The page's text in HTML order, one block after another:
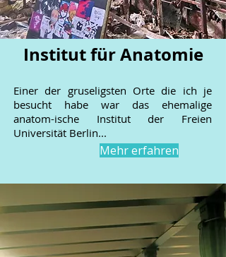
Institut für Anatomie
Einer der gruseligsten Orte die ich je
besucht habe war das ehemalige
anatom-ische Institut der Freien
Universität Berlin...
Mehr erfahren